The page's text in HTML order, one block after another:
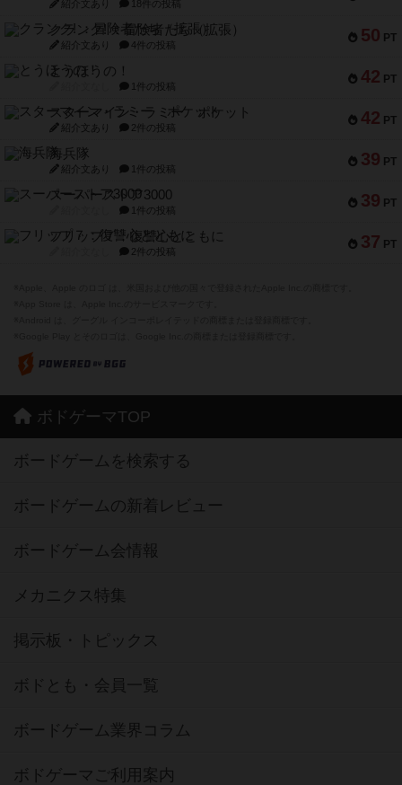
紹介文あり 18件の投稿
50 PT
クランク! ：冒険者たち（拡張）
紹介文あり 4件の投稿
42 PT
とうほうの！
1件の投稿
42 PT
スターマイン・ラミー ポケット
紹介文あり 2件の投稿
39 PT
海兵隊
紹介文あり 1件の投稿
39 PT
スーパーストア3000
1件の投稿
37 PT
フリップ７：復讐心とともに
2件の投稿
ボドゲーマTOP
ボードゲームを検索する
ボードゲームの新着レビュー
ボードゲーム会情報
メカニクス特集
掲示板・トピックス
ボドとも・会員一覧
ボードゲーム業界コラム
ボドゲーマご利用案内